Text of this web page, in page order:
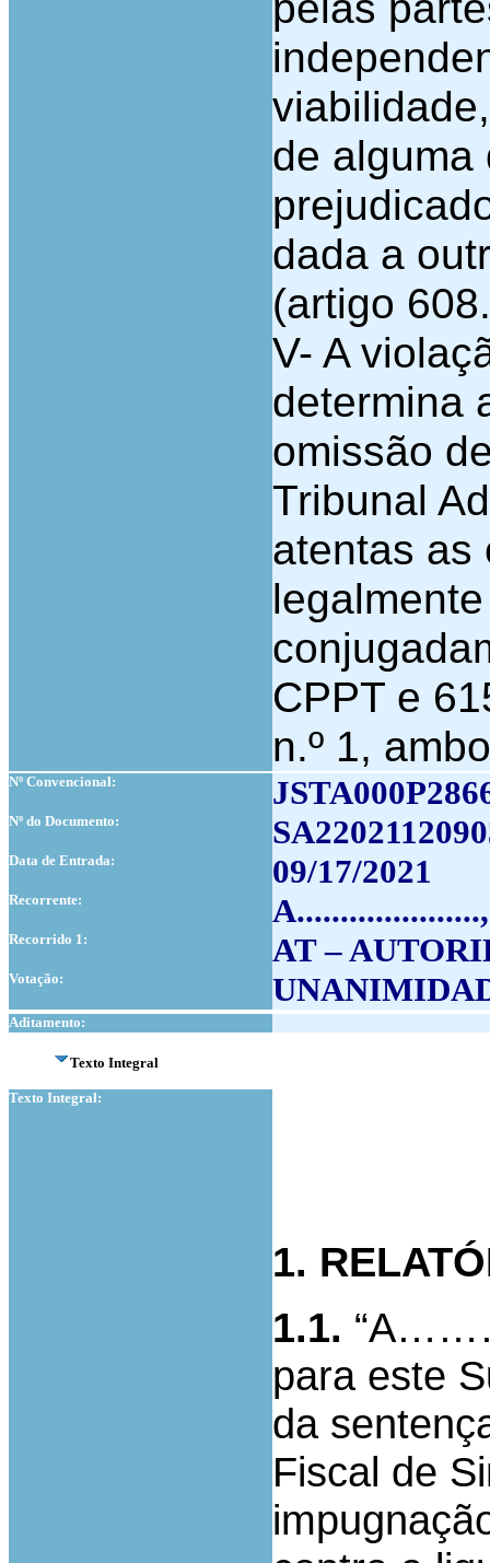
de alguma
dada a
(artigo
V- A
determina
omissão
Tribunal
atentas as
CPPT e
n.º 1,
Nº Convencional:
Nº do Documento:
Data de Entrada: 09/17/2021
Recorrente:
Recorrido 1: AT –
Votação:
Aditamento:
Texto Integral
Texto Integral:
1.
1.1.
para este
da
Fiscal de